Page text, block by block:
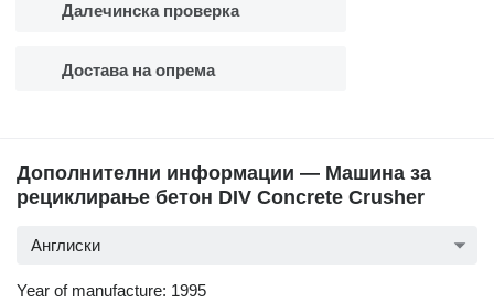
Далечинска проверка
Достава на опрема
Дополнителни информации — Машина за
рециклирање бетон DIV Concrete Crusher
Англиски
Year of manufacture: 1995